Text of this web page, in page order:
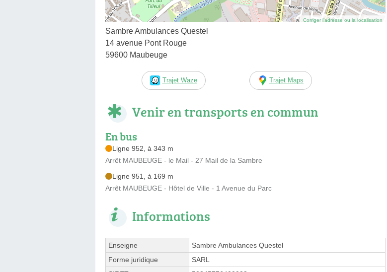
Corriger l’adresse ou la localisation
Sambre Ambulances Questel
14 avenue Pont Rouge
59600 Maubeuge
Trajet Waze Trajet Maps
Venir en transports en commun
En bus
Ligne 952, à 343 m
Arrêt MAUBEUGE - le Mail - 27 Mail de la Sambre
Ligne 951, à 169 m
Arrêt MAUBEUGE - Hôtel de Ville - 1 Avenue du Parc
Informations
Enseigne
Sambre Ambulances Questel
Forme juridique
SARL